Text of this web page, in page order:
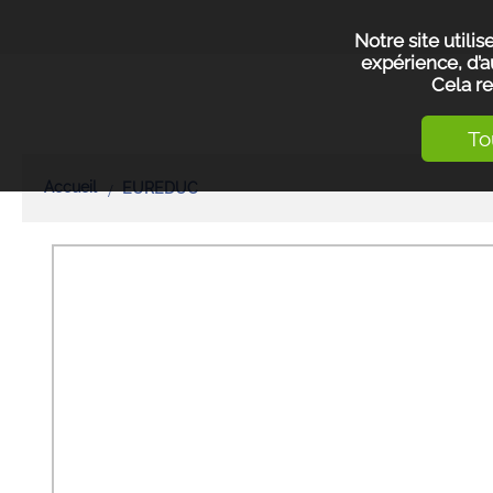
Notre site
expérience,
Cela
Accueil EUREDUC